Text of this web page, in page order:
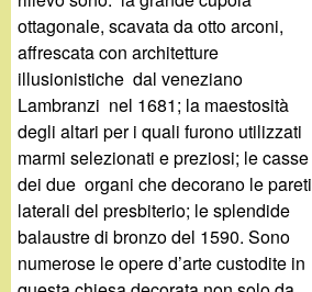
ottagonale, scavata da otto arconi,
affrescata con architetture
illusionistiche dal veneziano
Lambranzi nel 1681; la maestosità
degli altari per i quali furono utilizzati
marmi selezionati e preziosi; le casse
dei due organi che decorano le pareti
laterali del presbiterio; le splendide
balaustre di bronzo del 1590. Sono
numerose le opere d’arte custodite in